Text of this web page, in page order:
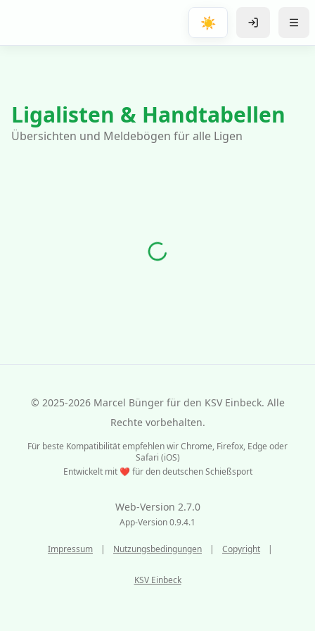
☀️
Ligalisten & Handtabellen
Übersichten und Meldebögen für alle Ligen
© 2025-2026Marcel Bünger für den KSV Einbeck. Alle
Rechte vorbehalten.
Für beste Kompatibilität empfehlen wir Chrome, Firefox, Edge oder
Safari (iOS)
Entwickelt mit ❤️ für den deutschen Schießsport
Web-Version 2.7.0
App-Version0.9.4.1
Impressum | Nutzungsbedingungen | Copyright |
KSV Einbeck